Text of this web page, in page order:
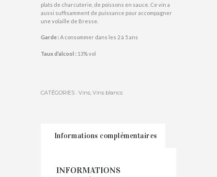
plats de charcuterie, de poissons en sauce. Ce vin a
aussi suffisamment de puissance pour accompagner
une volaille de Bresse.
Garde : A consommer dans les 2 à 5 ans
Taux d’alcool : 13% vol
CATÉGORIES : Vins, Vins blancs
Informations complémentaires
INFORMATIONS